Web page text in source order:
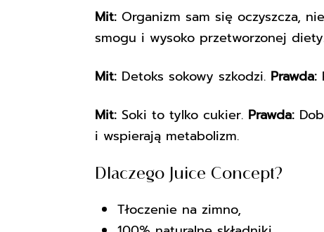
Mit:Organizm sam się oczyszcza,
smogu i wysoko przetworzonej
Mit:Detoks sokowy szkodzi. Prawda:
Mit:Soki to tylko cukier. Prawda:
i wspierają metabolizm.
Dlaczego Juice Concept?
Tłoczenie na zimno,